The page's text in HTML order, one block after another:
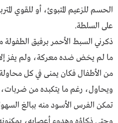
الحسم للزعيم المتبوئ، أو للقوي
على السلطة.
ذكرني السبط الأحمر برفيق
ما لم يخض ضده معركة، ولم يفز إلا
من الأطفال فكان يمنى في كل محاولة
ويحاول، رغم ما يتكبده من
تمكن الفرس الأسود منه ببالغ